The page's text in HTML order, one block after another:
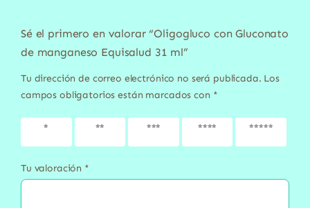
Sé el primero en valorar “Oligogluco con Gluconato
de manganeso Equisalud 31 ml”
Tu dirección de correo electrónico no será publicada. Los
campos obligatorios están marcados con *
1 de 5
2 de 5
3 de 5
4 de 5
5 de 5
Tu valoración *